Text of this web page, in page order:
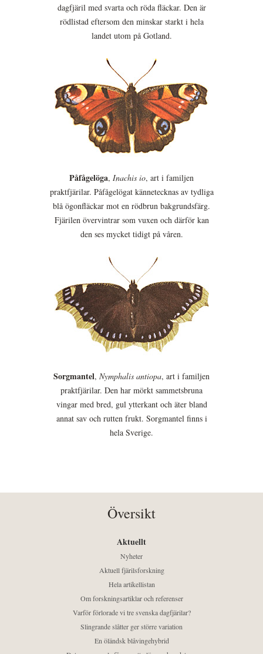
dagfjäril med svarta och röda fläckar. Den är
rödlistad eftersom den minskar starkt i hela
landet utom på Gotland.
Påfågelöga, Inachis io, art i familjen
praktfjärilar. Påfågelögat kännetecknas av tydliga
blå ögonfläckar mot en rödbrun bakgrundsfärg.
Fjärilen övervintrar som vuxen och därför kan
den ses mycket tidigt på våren.
Sorgmantel, Nymphalis antiopa, art i familjen
praktfjärilar. Den har mörkt sammetsbruna
vingar med bred, gul ytterkant och äter bland
annat sav och rutten frukt. Sorgmantel finns i
hela Sverige.
Översikt
Aktuellt
Nyheter
Aktuell fjärilsforskning
Hela artikellistan
Om forskningsartiklar och referenser
Varför förlorade vi tre svenska dagfjärilar?
Slingrande slåtter ger större variation
En öländsk blåvingehybrid